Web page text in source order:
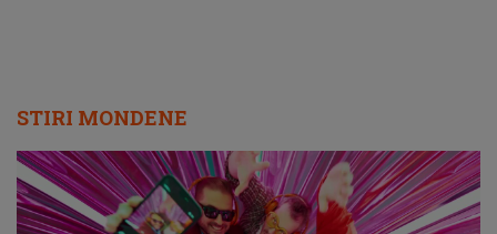
STIRI MONDENE